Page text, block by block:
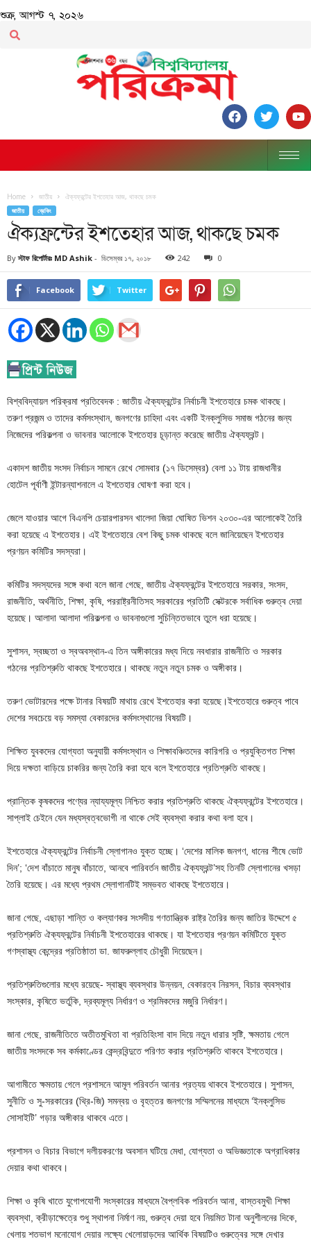
শুক্র, আগস্ট ৭, ২০২৬
Home জাতীয় ঐক্যফ্রন্টের ইশতেহার আজ, থাকছে চমক
জাতীয় ব্রেকিং
ঐক্যফ্রন্টের ইশতেহার আজ, থাকছে চমক
By স্টাফ রিপোর্টারঃ MD Ashik - ডিসেম্বর ১৭, ২০১৮ 242 0
Facebook Twitter
বিশ্ববিদ্যায়ল পরিক্রমা প্রতিবেদক : জাতীয় ঐক্যফ্রন্টের নির্বাচনী ইশতেহারে চমক থাকছে।
তরুণ প্রজন্ম ও তাদের কর্মসংস্থান, জনগণের চাহিদা এবং একটি ইনক্লুসিভ সমাজ গঠনের জন্য
নিজেদের পরিকল্পনা ও ভাবনার আলোকে ইশতেহার চূড়ান্ত করেছে জাতীয় ঐক্যফ্রন্ট।
একাদশ জাতীয় সংসদ নির্বাচন সামনে রেখে সোমবার (১৭ ডিসেম্বর) বেলা ১১ টায় রাজধানীর
হোটেল পূর্বাণী ইন্টারন্যাশনালে এ ইশতেহার ঘোষণা করা হবে।
জেলে যাওয়ার আগে বিএনপি চেয়ারপারসন খালেদা জিয়া ঘোষিত ভিশন ২০৩০-এর আলোকেই তৈরি
করা হয়েছে এ ইশতেহার। এই ইশতেহারে বেশ কিছু চমক থাকছে বলে জানিয়েছেন ইশতেহার
প্রণয়ন কমিটির সদস্যরা।
কমিটির সদস্যদের সঙ্গে কথা বলে জানা গেছে, জাতীয় ঐক্যফ্রন্টের ইশতেহারে সরকার, সংসদ,
রাজনীতি, অর্থনীতি, শিক্ষা, কৃষি, পররাষ্ট্রনীতিসহ সরকারের প্রতিটি সেক্টরকে সর্বাধিক গুরুত্ব দেয়া
হয়েছে। আলাদা আলাদা পরিকল্পনা ও ভাবনাগুলো সুচিন্তিতভাবে তুলে ধরা হয়েছে।
সুশাসন, স্বচ্ছতা ও স্বঅবস্থান-এ তিন অঙ্গীকারের মধ্য দিয়ে নবধারার রাজনীতি ও সরকার
গঠনের প্রতিশ্রুতি থাকছে ইশতেহারে। থাকছে নতুন নতুন চমক ও অঙ্গীকার।
তরুণ ভোটারদের পক্ষে টানার বিষয়টি মাথায় রেখে ইশতেহার করা হয়েছে।ইশতেহারে গুরুত্ব পাবে
দেশের সবচেয়ে বড় সমস্যা বেকারদের কর্মসংস্থানের বিষয়টি।
শিক্ষিত যুবকদের যোগ্যতা অনুযায়ী কর্মসংস্থান ও শিক্ষাবঞ্চিতদের কারিগরি ও প্রযুক্তিগত শিক্ষা
দিয়ে দক্ষতা বাড়িয়ে চাকরির জন্য তৈরি করা হবে বলে ইশতেহারে প্রতিশ্রুতি থাকছে।
প্রান্তিক কৃষকদের পণ্যের ন্যায্যমূল্য নিশ্চিত করার প্রতিশ্রুতি থাকছে ঐক্যফ্রন্টের ইশতেহারে।
সাপ্লাই চেইনে যেন মধ্যস্বত্বভোগী না থাকে সেই ব্যবস্থা করার কথা বলা হবে।
ইশতেহারে ঐক্যফ্রন্টের নির্বাচনী স্লোগানও যুক্ত হচ্ছে। ‘দেশের মালিক জনগণ, ধানের শীষে ভোট
দিন’; ‘দেশ বাঁচাতে মানুষ বাঁচাতে, আনবে পারিবর্তন জাতীয় ঐক্যফ্রন্ট’সহ তিনটি স্লোগানের খসড়া
তৈরি হয়েছে। এর মধ্যে প্রথম স্লোগানটিই সম্ভবত থাকছে ইশতেহারে।
জানা গেছে, এছাড়া শান্তি ও কল্যাণকর সংসদীয় গণতান্ত্রিক রাষ্ট্র তৈরির জন্য জাতির উদ্দেশে ৫
প্রতিশ্রুতি ঐক্যফ্রন্টের নির্বাচনী ইশতেহারের থাকছে। যা ইশতেহার প্রণয়ন কমিটিতে যুক্ত
গণস্বাস্থ্য কেন্দ্রের প্রতিষ্ঠাতা ডা. জাফরুল্লাহ চৌধুরী দিয়েছেন।
প্রতিশ্রুতিগুলোর মধ্যে রয়েছে- স্বাস্থ্য ব্যবস্থার উন্নয়ন, বেকারত্ব নিরসন, বিচার ব্যবস্থার
সংস্কার, কৃষিতে ভর্তুকি, দ্রব্যমূল্য নির্ধারণ ও শ্রমিকদের মজুরি নির্ধারণ।
জানা গেছে, রাজনীতিতে অতীতমুখিতা বা প্রতিহিংসা বাদ দিয়ে নতুন ধারার সৃষ্টি, ক্ষমতায় গেলে
জাতীয় সংসদকে সব কর্মকাণ্ডের কেন্দ্রবিন্দুতে পরিণত করার প্রতিশ্রুতি থাকবে ইশতেহারে।
আগামীতে ক্ষমতায় গেলে প্রশাসনে আমূল পরিবর্তন আনার প্রত্যয় থাকবে ইশতেহারে। সুশাসন,
সুনীতি ও সু-সরকারের (থ্রি-জি) সমন্বয় ও বৃহত্তর জনগণের সম্মিলনের মাধ্যমে ‘ইনক্লুসিভ
সোসাইটি’ গড়ার অঙ্গীকার থাকবে এতে।
প্রশাসন ও বিচার বিভাগে দলীয়করণের অবসান ঘটিয়ে মেধা, যোগ্যতা ও অভিজ্ঞতাকে অগ্রাধিকার
দেয়ার কথা থাকবে।
শিক্ষা ও কৃষি খাতে যুগোপযোগী সংস্কারের মাধ্যমে বৈপ্লবিক পরিবর্তন আনা, বাস্তবমুখী শিক্ষা
ব্যবস্থা, ক্রীড়াক্ষেত্রে শুধু স্থাপনা নির্মাণ নয়, গুরুত্ব দেয়া হবে নিয়মিত টানা অনুশীলনের দিকে,
খেলায় শতভাগ মনোযোগ দেয়ার লক্ষ্যে খেলোয়াড়দের আর্থিক বিষয়টিও গুরুত্বের সঙ্গে দেখার